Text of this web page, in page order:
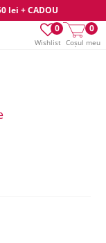
lei + CADOU
Wishlist
0
Coșul meu
0